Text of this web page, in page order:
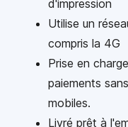
d'impression
Utilise un
compris la 4G
Prise en
paiements
mobiles.
Livré prêt à